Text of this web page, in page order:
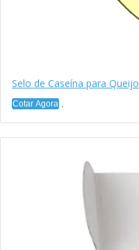
Selo de Caseína para Queijo
Cotar Agora